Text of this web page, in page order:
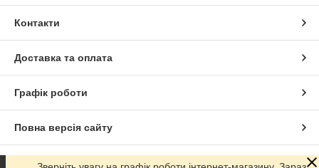
Контакти
Доставка та оплата
Графік роботи
Повна версія сайту
Сайт створено на маркетплейсі Prom.ua